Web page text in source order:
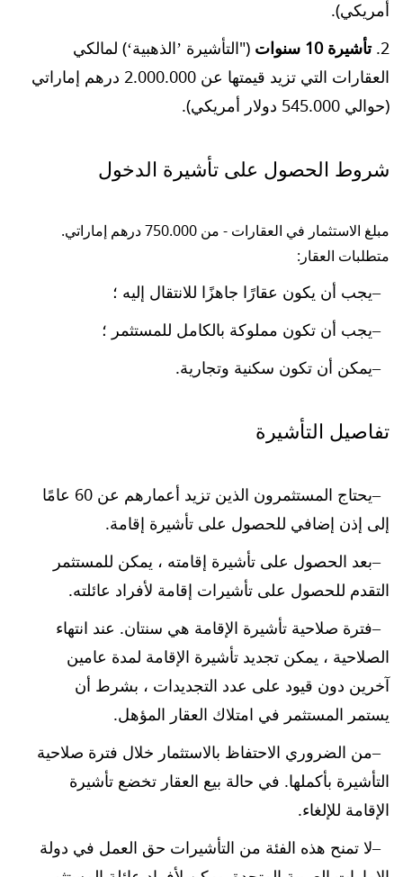
أمريكي).
تأشيرة 10 سنوات
("التأشيرة ’الذهبية‘) لمالكي
العقارات التي تزيد قيمتها عن 2.000.000 درهم إماراتي
(حوالي 545.000 دولار أمريكي).
شروط الحصول على تأشيرة الدخول
مبلغ الاستثمار في العقارات - من 750.000 درهم إماراتي.
متطلبات العقار:
يجب أن يكون عقارًا جاهزًا للانتقال إليه ؛
يجب أن تكون مملوكة بالكامل للمستثمر ؛
يمكن أن تكون سكنية وتجارية.
تفاصيل التأشيرة
يحتاج المستثمرون الذين تزيد أعمارهم عن 60 عامًا
إلى إذن إضافي للحصول على تأشيرة إقامة.
بعد الحصول على تأشيرة إقامته ، يمكن للمستثمر
التقدم للحصول على تأشيرات إقامة لأفراد عائلته.
فترة صلاحية تأشيرة الإقامة هي سنتان. عند انتهاء
الصلاحية ، يمكن تجديد تأشيرة الإقامة لمدة عامين
آخرين دون قيود على عدد التجديدات ، بشرط أن
يستمر المستثمر في امتلاك العقار المؤهل.
من الضروري الاحتفاظ بالاستثمار خلال فترة صلاحية
التأشيرة بأكملها. في حالة بيع العقار تخضع تأشيرة
الإقامة للإلغاء.
لا تمنح هذه الفئة من التأشيرات حق العمل في دولة